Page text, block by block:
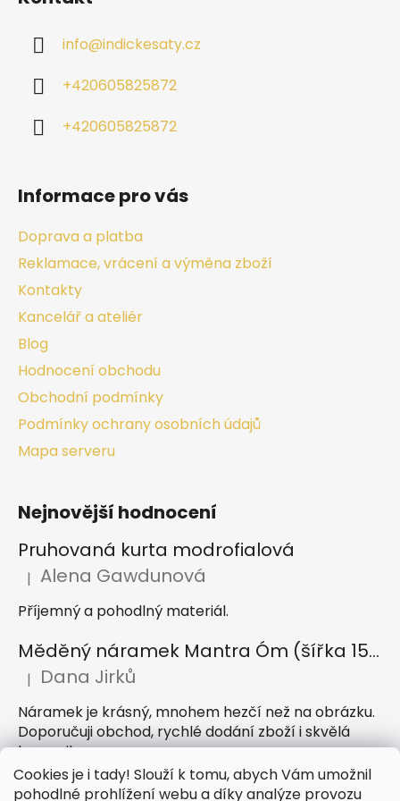
Cookies je i tady! Slouží k tomu, abych Vám umožnil
pohodlné prohlížení webu a díky analýze provozu
info@indickesaty.cz
+420605825872
+420605825872
Informace pro vás
Doprava a platba
Reklamace, vrácení a výměna zboží
Kontakty
Kancelář a ateliér
Blog
Hodnocení obchodu
Obchodní podmínky
Podmínky ochrany osobních údajů
Mapa serveru
Nejnovější hodnocení
Pruhovaná kurta modrofialová
Hodnocení produktu je 5 z 5 hvězdiček.
| Alena Gawdunová
Příjemný a pohodlný materiál.
Měděný náramek Mantra Óm (šířka 15 mm)
Hodnocení produktu je 5 z 5 hvězdiček.
| Dana Jirků
Náramek je krásný, mnohem hezčí než na obrázku.
Doporučuji obchod, rychlé dodání zboží i skvělá
komunikace